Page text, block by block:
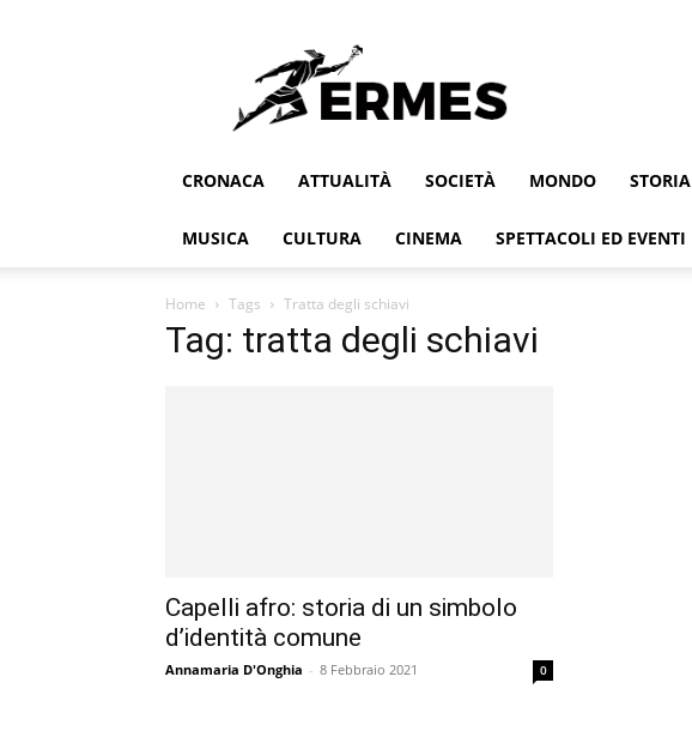
CRONACA ATTUALITÀ SOCIETÀ MONDO STORIA
MUSICA CULTURA CINEMA SPETTACOLI ED EVENTI
Home Tags Tratta degli schiavi
Tag: tratta degli schiavi
Capelli afro: storia di un simbolo
d’identità comune
Annamaria D'Onghia - 8 Febbraio 2021 0